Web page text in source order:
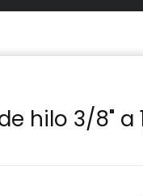
hilo 3/8" a